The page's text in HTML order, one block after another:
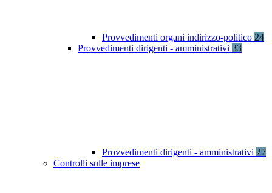
Provvedimenti organi indirizzo-politico 24
Provvedimenti dirigenti - amministrativi 33
Provvedimenti dirigenti - amministrativi 27
Controlli sulle imprese